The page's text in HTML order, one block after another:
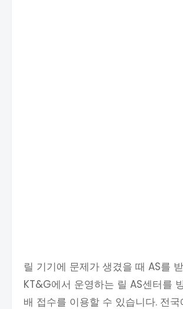
릴 기기에 문제가 생겼을 때 AS를
KT&G에서 운영하는 릴 AS센터를
배 접수를 이용할 수 있습니다. 전